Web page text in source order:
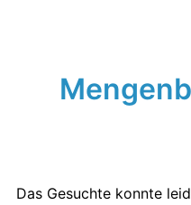
Das Gesuchte konnte